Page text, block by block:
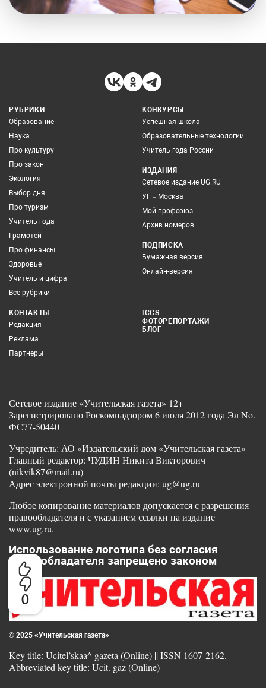
0
РУБРИКИ
Образование
Наука
Про культуру
Про закон
Экология
Выбор дня
Про туризм
Учитель года
Грамотей
Про финансы
Здоровье
Учитель и цифра
Все рубрики
КОНКУРСЫ
Успешная школа
Образовательные технологии
Учитель года России
ИЗДАНИЯ
Сетевое издание UG.RU
УГ – Москва
Мой профсоюз
Архив номеров
ПОДПИСКА
Бумажная версия
Онлайн-версия
КОНТАКТЫ
Редакция
Реклама
Партнеры
ICCS
ФОТОРЕПОРТАЖИ
БЛОГ
Сетевое издание «Учительская газета» 12+
Зарегистрировано Роскомнадзором 6 июля 2012 года Эл No.
ФС77-50440
Учредитель: АО «Издательский дом «Учительская газета»
Главный редактор: ЧУДИН Никита Викторович
(nikvik87@mail.ru)
Адрес электронной почты редакции: ug@ug.ru
Любое копирование материалов допускается с разрешения
правообладателя и с указанием ссылки на издание
www.ug.ru.
Использование логотипа без согласия
правообладателя запрещено законом
© 2025 «Учительская газета»
Key title: Ucitel’skaa^ gazeta (Online) || ISSN 1607-2162.
Abbreviated key title: Ucit. gaz (Online)